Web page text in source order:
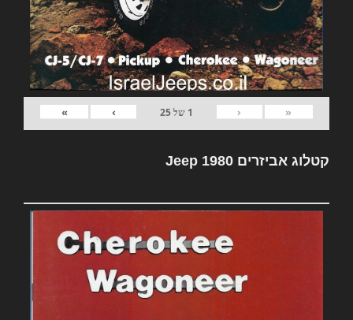
«
‹
1 של25
›
»
קטלוג אביזרים Jeep 1980